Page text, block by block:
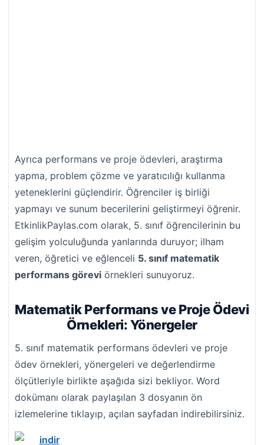
Ayrıca performans ve proje ödevleri, araştırma
yapma, problem çözme ve yaratıcılığı kullanma
yeteneklerini güçlendirir. Öğrenciler iş birliği
yapmayı ve sunum becerilerini geliştirmeyi öğrenir.
EtkinlikPaylas.com olarak, 5. sınıf öğrencilerinin bu
gelişim yolculuğunda yanlarında duruyor; ilham
veren, öğretici ve eğlenceli 5. sınıf matematik
performans görevi örnekleri sunuyoruz.
Matematik Performans ve Proje Ödevi
Örnekleri: Yönergeler
5. sınıf matematik performans ödevleri ve proje
ödev örnekleri, yönergeleri ve değerlendirme
ölçütleriyle birlikte aşağıda sizi bekliyor. Word
dokümanı olarak paylaşılan 3 dosyanın ön
izlemelerine tıklayıp, açılan sayfadan indirebilirsiniz.